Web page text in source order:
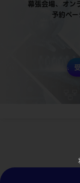
幕張会場、オン
予約ペ